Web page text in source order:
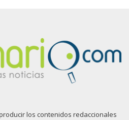
los contenidos redaccionales